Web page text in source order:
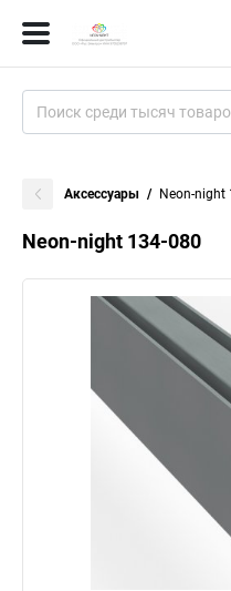
Аксессуары Neon-night
Neon-night 134-080